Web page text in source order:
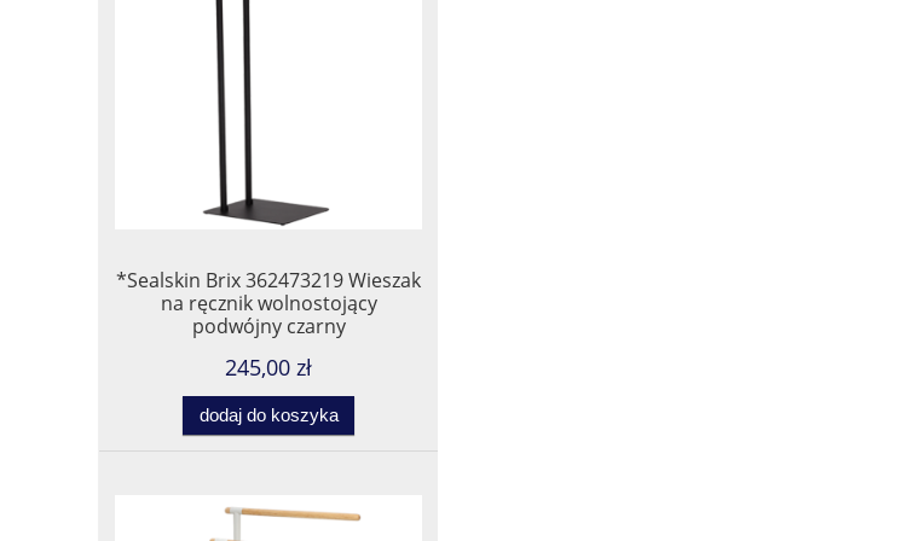
*Sealskin Brix 362473219 Wieszak
na ręcznik wolnostojący
podwójny czarny
245,00 zł
dodaj do koszyka